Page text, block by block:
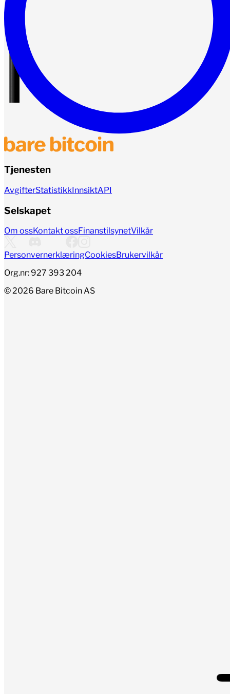
Tjenesten
AvgifterStatistikkInnsiktAPI
Selskapet
Om ossKontakt ossFinanstilsynetVilkår
PersonvernerklæringCookiesBrukervilkår
Org.nr: 927 393 204
©2026 Bare Bitcoin AS